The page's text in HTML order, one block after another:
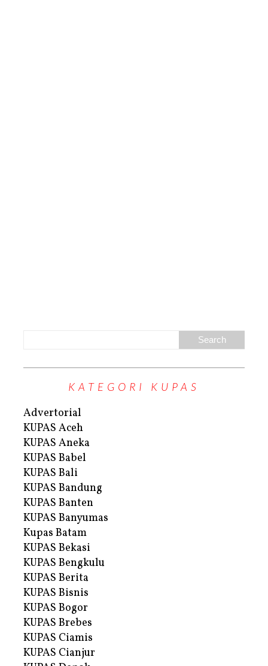
KATEGORI KUPAS
Advertorial
KUPAS Aceh
KUPAS Aneka
KUPAS Babel
KUPAS Bali
KUPAS Bandung
KUPAS Banten
KUPAS Banyumas
Kupas Batam
KUPAS Bekasi
KUPAS Bengkulu
KUPAS Berita
KUPAS Bisnis
KUPAS Bogor
KUPAS Brebes
KUPAS Ciamis
KUPAS Cianjur